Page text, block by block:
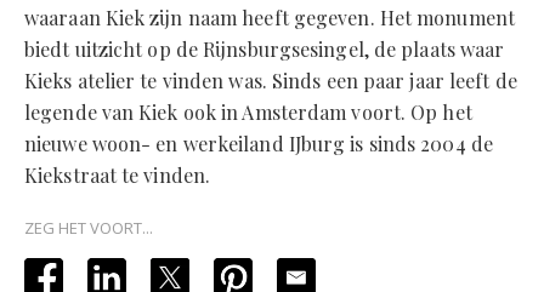
waaraan Kiek zijn naam heeft gegeven. Het monument
biedt uitzicht op de Rijnsburgsesingel, de plaats waar
Kieks atelier te vinden was. Sinds een paar jaar leeft de
legende van Kiek ook in Amsterdam voort. Op het
nieuwe woon- en werkeiland IJburg is sinds 2004 de
Kiekstraat te vinden.
ZEG HET VOORT...